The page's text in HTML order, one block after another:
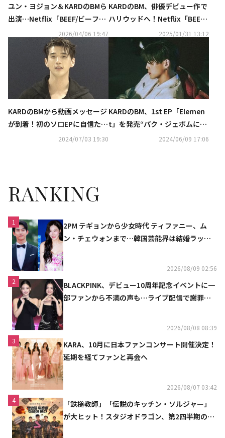
ユン・ヨジョン＆KARDのBMら
出演…Netflix「BEEF/ビーフ」
シーズン2、メイン予告編＆ポ
スター2種を公開！
2026/04/06 19:47
KARDのBM、俳優デビュー作で
ハリウッドへ！Netflix「BEEF/
ビーフ」シーズン2に出演決定
2025/01/31 13:12
KARDのBMから動画メッセージ
が到着！初のソロEPに自信たっ
ぷり「クオリティの高い作品に
2024/07/03 19:30
KARDのBM、1st EP「Elemen
t」を発売“パク・ジェボムに認
めてもらえて嬉しかった”
2024/06/09 17:06
RANKING
1
2PM テギョンから少女時代 ティファニー、ム
ン・チェウォンまで…韓国芸能界は結婚ラッシ
2026/08/09 02:56
2
BLACKPINK、デビュー10周年記念イベントに一
部ファンから不満の声も…ライブ配信で謝罪
2026/08/08 08:39
3
KARA、10月に日本ファンコンサート開催決定！
延期を経てファンと再会へ
2026/08/07 03:42
4
「鉄槌教師」「伝説のキッチン・ソルジャー」
が大ヒット！スタジオドラゴン、第2四半期の売